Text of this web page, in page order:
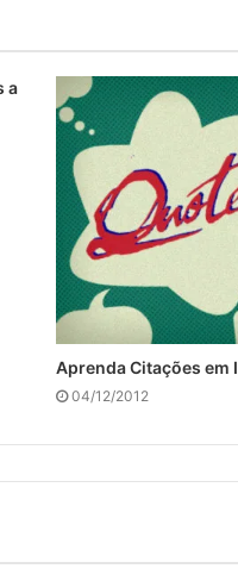
a
Aprenda Citações em
04/12/2012